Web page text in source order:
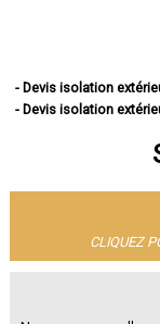
- Devis isolation
- Devis isolation
- Devis isolation
- Devis isolation
- Devis isolation
- Devis isolation
- Devis isolation
- Devis isolation
- Devis isolation
CLIQUEZ